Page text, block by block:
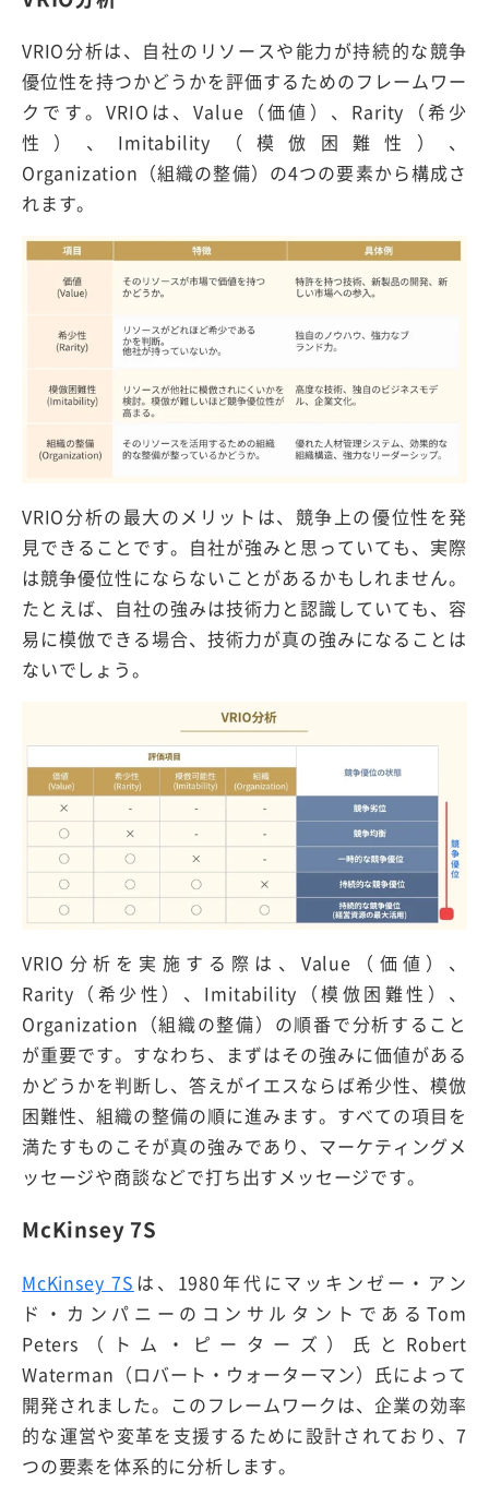
VRIO分析は、自社のリソースや能力が持続的な競争
優位性を持つかどうかを評価するためのフレームワー
クです。VRIOは、Value（価値）、Rarity（希少
性）、Imitability（模倣困難性）、
Organization（組織の整備）の4つの要素から構成さ
れます。
VRIO分析の最大のメリットは、競争上の優位性を発
見できることです。自社が強みと思っていても、実際
は競争優位性にならないことがあるかもしれません。
たとえば、自社の強みは技術力と認識していても、容
易に模倣できる場合、技術力が真の強みになることは
ないでしょう。
VRIO分析を実施する際は、Value（価値）、
Rarity（希少性）、Imitability（模倣困難性）、
Organization（組織の整備）の順番で分析すること
が重要です。すなわち、まずはその強みに価値がある
かどうかを判断し、答えがイエスならば希少性、模倣
困難性、組織の整備の順に進みます。すべての項目を
満たすものこそが真の強みであり、マーケティングメ
ッセージや商談などで打ち出すメッセージです。
McKinsey 7S
McKinsey 7S は、1980年代にマッキンゼー・アン
ド・カンパニーのコンサルタントであるTom
Peters（トム・ピーターズ）氏とRobert
Waterman（ロバート・ウォーターマン）氏によって
開発されました。このフレームワークは、企業の効率
的な運営や変革を支援するために設計されており、7
つの要素を体系的に分析します。